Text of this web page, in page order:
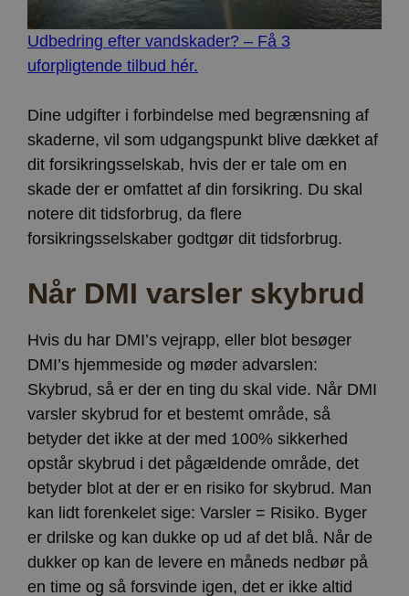
Udbedring efter vandskader? – Få 3
uforpligtende tilbud hér.
Dine udgifter i forbindelse med begrænsning af
skaderne, vil som udgangspunkt blive dækket af
dit forsikringsselskab, hvis der er tale om en
skade der er omfattet af din forsikring. Du skal
notere dit tidsforbrug, da flere
forsikringsselskaber godtgør dit tidsforbrug.
Når DMI varsler skybrud
Hvis du har DMI’s vejrapp, eller blot besøger
DMI’s hjemmeside og møder advarslen:
Skybrud, så er der en ting du skal vide. Når DMI
varsler skybrud for et bestemt område, så
betyder det ikke at der med 100% sikkerhed
opstår skybrud i det pågældende område, det
betyder blot at der er en risiko for skybrud. Man
kan lidt forenkelet sige: Varsler = Risiko. Byger
er drilske og kan dukke op ud af det blå. Når de
dukker op kan de levere en måneds nedbør på
en time og så forsvinde igen, det er ikke altid
Strengt nødvendige cookies tillader
kernewebsfunktionalitet såsom bruger login og
kontostyring. Hjemmesiden kan ikke bruges korrekt
uden strengt nødvendige cookies.
Navn
Domæne
Udløb Beskrivelse
CookieScriptConsent
CookieScript
www.vorhjem.dk
4 uger
2
dage
Denne cookie
bruges af
Cookie-
Script.com-
tjenesten til
til
nødvendigt,
at Cookie-
fungerer
korrekt.
Storage declaration
Navn Storage type
Beskrivelse
ct_has_scrolled
Lokal lagring
wpEmojiSettingsSupports
Sessionslagring
ct_screen_info
Lokal lagring
ct_cookies_type
Lokal lagring
apbct_page_hits
Lokal lagring
apbct_visible_fields
Lokal lagring
Google
Privacy Policy